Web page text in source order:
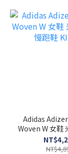
Adidas
Woven W 女鞋
慢跑鞋